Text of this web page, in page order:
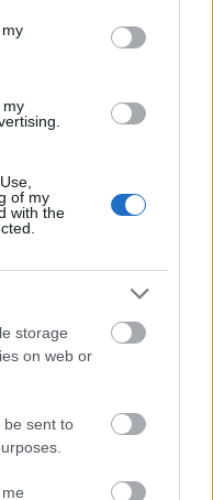
my
of my
with the
storage
on web or
be sent to